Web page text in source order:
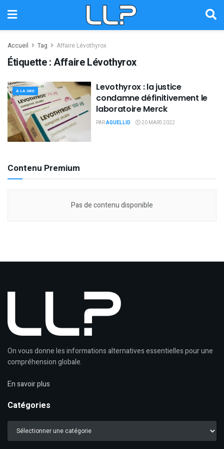
Accueil Tag Affaire Lévothyrox
Étiquette :Affaire Lévothyrox
À LA UNE
Levothyrox : la justice
condamne définitivement le
laboratoire Merck
PARAGUELLID 20 MARS 2022
Contenu Premium
Pas de contenu disponible
On vous donne les informations alternatives essentielles pour une
compréhension globale.
En savoir plus
Catégories
Catégories